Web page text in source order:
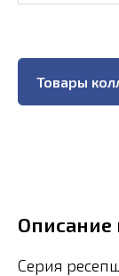
Описание
Серия